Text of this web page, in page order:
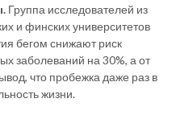
Группа исследователей из
и финских университетов
бегом снижают риск
заболеваний на 30%, а от
что пробежка даже раз в
жизни.